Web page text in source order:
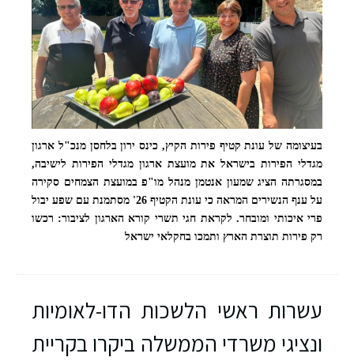
בעיצומה של עונת קטיף פירות הקיץ, כינס ירון בלחסן מנכ"ל ארגון
מגדלי הפירות בישראל את מועצת ארגון מגדלי הפירות לישיבה,
במסגרתה הציג שמעון אנטמן מנהל מו"פ במועצת הצמחים סקירה
על ענף הנשירים המראה כי עונת הקטיף 26' מסתמנת עם שפע יבול
פרי איכותי ומובחר. לקראת חגי תשרי קורא הארגון לציבור: רכשו
רק פירות תוצרת הארץ ותמכו בחקלאי ישראל
עשרות ראשי הלשכות הדו-לאומיות
ונציגי משרדי הממשלה ביקרו בקריית